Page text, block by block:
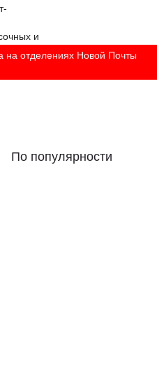
на отделениях Новой Почты
По популярности